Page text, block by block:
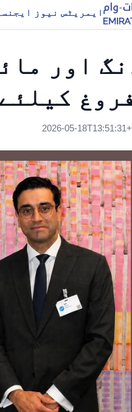
ایمریٹس نیوز
اور
2026-05-